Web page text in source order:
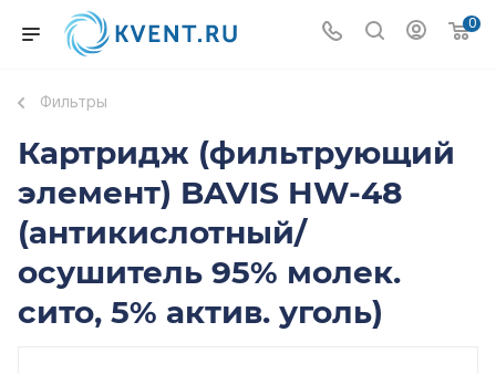
0
Фильтры
Картридж (фильтрующий
элемент) BAVIS HW-48
(антикислотный/
осушитель 95% молек.
сито, 5% актив. уголь)